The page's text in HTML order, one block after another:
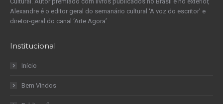
Alexandre é o editor geral do semanário cultural ‘A voz do escritor’ e
diretor-geral do canal ‘Arte Agora’.
Institucional
Início
Bem Vindos